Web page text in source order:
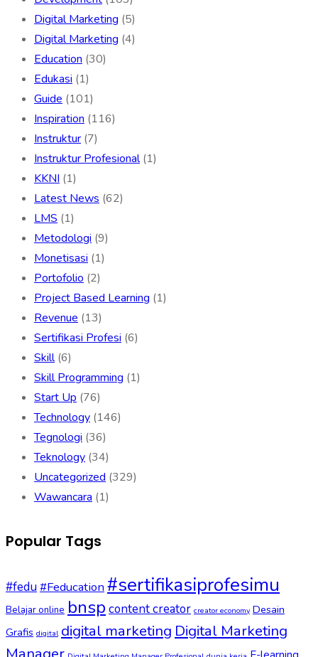
Digital Marketing (5)
Digital Marketing (4)
Education (30)
Edukasi (1)
Guide (101)
Inspiration (116)
Instruktur (7)
Instruktur Profesional(1)
KKNI (1)
Latest News (62)
LMS (1)
Metodologi (9)
Monetisasi (1)
Portofolio (2)
Project Based Learning (1)
Revenue (13)
Sertifikasi Profesi (6)
Skill(6)
Skill Programming (1)
Start Up (76)
Technology (146)
Tegnologi (36)
Teknology (34)
Uncategorized (329)
Wawancara (1)
Popular Tags
#fedu#Feducation#sertifikasiprofesimu
Belajar online bnsp content creator creator economy Desain
Grafis digital digital marketing Digital Marketing